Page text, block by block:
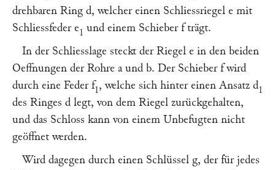
drehbaren Ring d, welcher einen Schliessriegel e mit
Schliessfeder e1 und einem Schieber fträgt.
In der Schliesslage steckt der Riegel e in den beiden
Oeffnungen der Rohre aund b. Der Schieber fwird
durch eine Feder f1, welche sich hinter einen Ansatz d1
des Ringes d legt, von dem Riegel zurückgehalten,
und das Schloss kann von einem Unbefugten nicht
geöffnet werden.
Wird dagegen durch einen Schlüssel g, der für jedes